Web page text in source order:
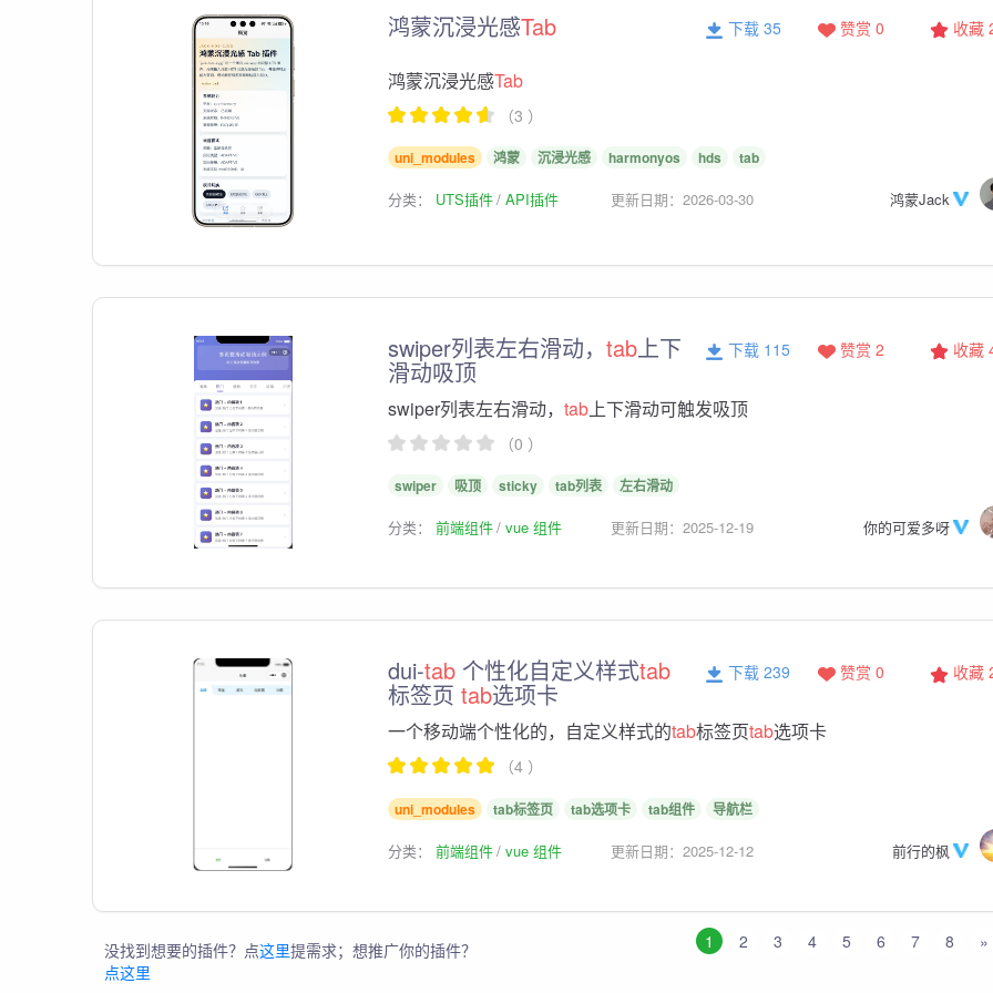
鸿蒙沉浸光感Tab 收藏
赞赏 0
下载 35
鸿蒙沉浸光感Tab
（3 ）
uni_modules 鸿蒙 沉浸光感 harmonyos hds tab
分类： UTS插件 API插件 更新日期：2026-03-30 鸿蒙Jack
swiper列表左右滑动， tab上下
滑动吸顶
收藏
赞赏 2
下载 115
swiper列表左右滑动， tab上下滑动可触发吸顶
（0 ）
swiper 吸顶 sticky tab列表 左右滑动
分类： 前端组件 vue 组件 更新日期：2025-12-19 你的可爱多呀
dui-tab个性化自定义样式tab
标签页 tab选项卡
收藏
赞赏 0
下载 239
一个移动端个性化的，自定义样式的tab标签页tab选项卡
（4 ）
uni_modules tab标签页 tab选项卡 tab组件 导航栏
分类： 前端组件 vue 组件 更新日期：2025-12-12 前行的枫
没找到想要的插件？点这里提需求；想推广你的插件？
点这里
1 2 3 4 5 6 7 8 »